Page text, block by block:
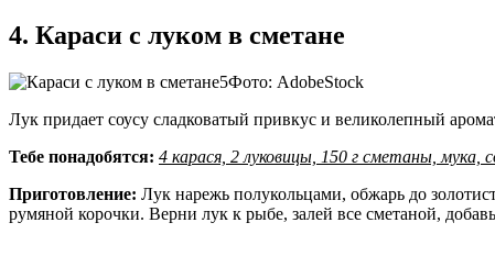
4. Караси с луком в сметане
Фото: AdobeStock
Лук придает соусу сладковатый привкус и великолепный
Тебе понадобятся: 4 карася, 2 луковицы, 150 г сметаны, мука,
Приготовление: Лук нарежь полукольцами, обжарь до
румяной корочки. Верни лук к рыбе, залей все сметаной,